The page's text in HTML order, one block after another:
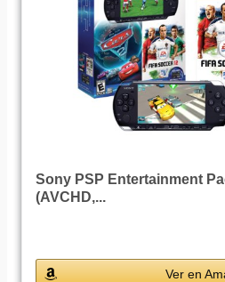
Sony PSP Entertainment
(AVCHD,...
Ver en